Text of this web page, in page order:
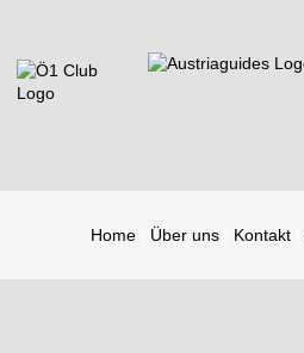
Home Über uns Kontakt